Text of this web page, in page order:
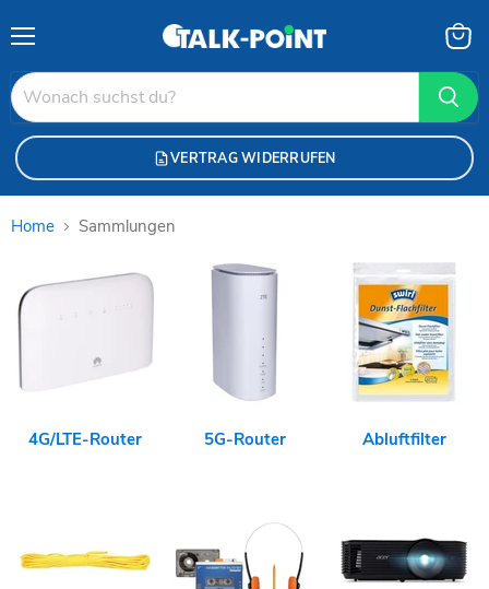
VERTRAG WIDERRUFEN
Home Sammlungen
Sammlungen
4G/LTE-Router 5G-Router Abluftfilter